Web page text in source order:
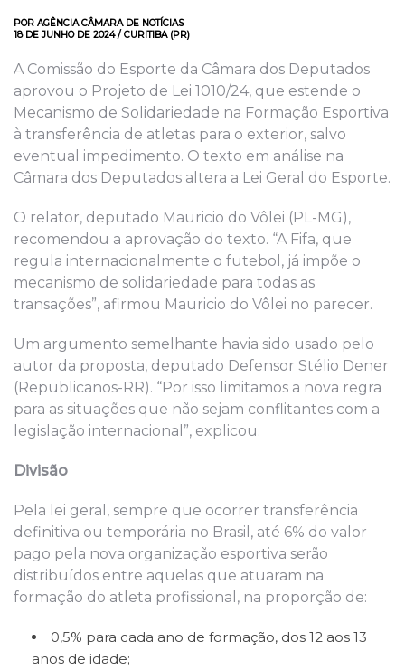
POR AGÊNCIA CÂMARA DE NOTÍCIAS
18 DE JUNHO DE 2024 / CURITIBA (PR)
A Comissão do Esporte da Câmara dos Deputados
aprovou o Projeto de Lei 1010/24, que estende o
Mecanismo de Solidariedade na Formação Esportiva
à transferência de atletas para o exterior, salvo
eventual impedimento. O texto em análise na
Câmara dos Deputados altera a Lei Geral do Esporte.
O relator, deputado Mauricio do Vôlei (PL-MG),
recomendou a aprovação do texto. “A Fifa, que
regula internacionalmente o futebol, já impõe o
mecanismo de solidariedade para todas as
transações”, afirmou Mauricio do Vôlei no parecer.
Um argumento semelhante havia sido usado pelo
autor da proposta, deputado Defensor Stélio Dener
(Republicanos-RR). “Por isso limitamos a nova regra
para as situações que não sejam conflitantes com a
legislação internacional”, explicou.
Divisão
Pela lei geral, sempre que ocorrer transferência
definitiva ou temporária no Brasil, até 6% do valor
pago pela nova organização esportiva serão
distribuídos entre aquelas que atuaram na
formação do atleta profissional, na proporção de:
0,5% para cada ano de formação, dos 12 aos 13
anos de idade;